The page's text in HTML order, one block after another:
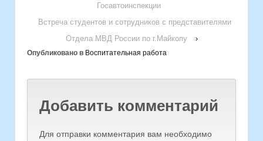
Госавтоинспекции
Встреча студентов и сотрудников с представителями
Отдела МВД России по г.Майкопу
›
Опубликовано в Воспитательная работа
Добавить комментарий
Для отправки комментария вам необходимо